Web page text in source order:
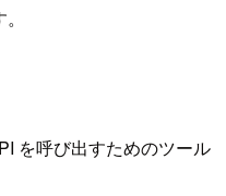
を呼び出すためのツール